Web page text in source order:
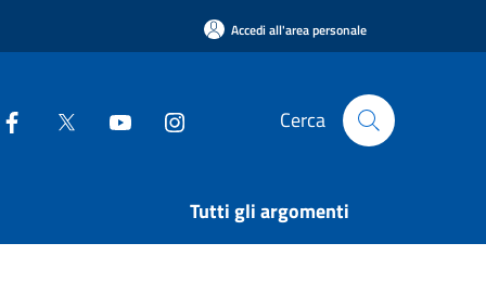
Accedi all'area personale
Cerca
Tutti gli argomenti